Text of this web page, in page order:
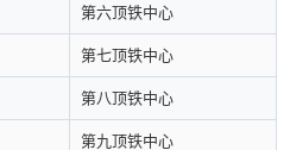
第六顶铁中心
第七顶铁中心
第八顶铁中心
第九顶铁中心